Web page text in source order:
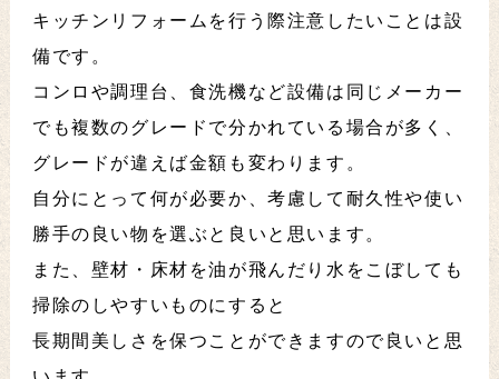
キッチンリフォームを行う際注意したいことは設
備です。
コンロや調理台、食洗機など設備は同じメーカー
でも複数のグレードで分かれている場合が多く、
グレードが違えば金額も変わります。
自分にとって何が必要か、考慮して耐久性や使い
勝手の良い物を選ぶと良いと思います。
また、壁材・床材を油が飛んだり水をこぼしても
掃除のしやすいものにすると
長期間美しさを保つことができますので良いと思